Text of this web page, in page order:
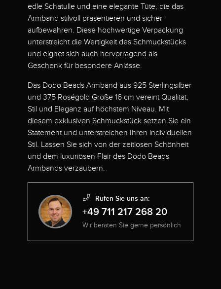
edle Schatulle und eine elegante Tüte, die das
Armband stilvoll präsentieren und sicher
aufbewahren. Diese hochwertige Verpackung
unterstreicht die Wertigkeit des Schmuckstücks
und eignet sich auch hervorragend als
Geschenk für besondere Anlässe.
Das Dodo Beads Armband aus 925 Sterlingsilber
und 375 Roségold Größe 16 cm vereint Qualität,
Stil und Eleganz auf höchstem Niveau. Mit
diesem exklusiven Schmuckstück setzen Sie ein
Statement und unterstreichen Ihren individuellen
Stil. Lassen Sie sich von der zeitlosen Schönheit
und dem luxuriösen Flair des Dodo Beads
Armbands verzaubern.
Rufen Sie uns an:
+49 711 217 268 20
Wir beraten Sie gerne persönlich